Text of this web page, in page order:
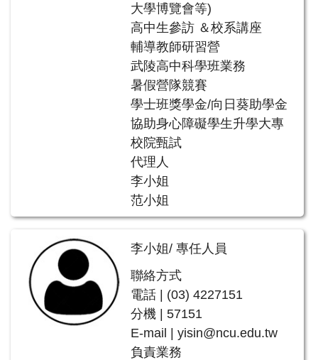
大學博覽會等)
高中生參訪 ＆校系講座
輔導教師研習營
武陵高中科學班業務
暑假營隊競賽
學士班獎學金/向日葵助學金
協助身心障礙學生升學大專
校院甄試
代理人
李小姐
范小姐
李小姐/ 專任人員
聯絡方式
電話 | (03) 4227151
分機 | 57151
E-mail | yisin@ncu.edu.tw
負責業務